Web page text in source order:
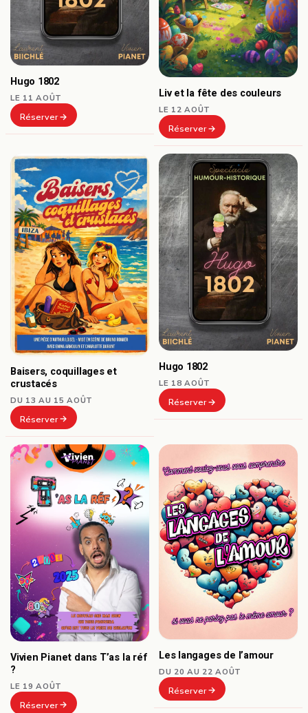
Hugo 1802
LE 11 AOÛT
Réserver
Liv et la fête des couleurs
LE 12 AOÛT
Réserver
Baisers, coquillages et
crustacés
DU 13 AU 15 AOÛT
Réserver
Hugo 1802
LE 18 AOÛT
Réserver
Vivien Pianet dans T’as la réf
?
LE 19 AOÛT
Réserver
Les langages de l’amour
DU 20 AU 22 AOÛT
Réserver